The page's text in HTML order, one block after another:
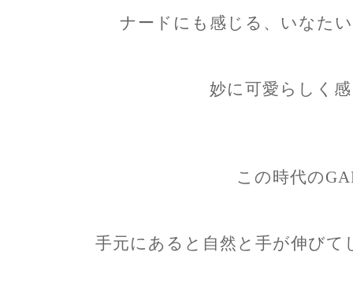
ナードにも感じる、いなた
妙に可愛らしく
この時代の
手元にあると自然と手が伸びて